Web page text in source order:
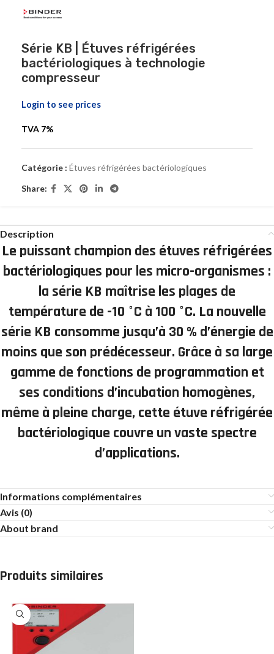
Série KB | Étuves réfrigérées
bactériologiques à technologie
compresseur
Login to see prices
TVA 7%
Catégorie : Étuves réfrigérées bactériologiques
Share:
Description
Le puissant champion des étuves réfrigérées
bactériologiques pour les micro-organismes :
la série KB maîtrise les plages de
température de -10 °C à 100 °C. La nouvelle
série KB consomme jusqu’à 30 % d’énergie de
moins que son prédécesseur. Grâce à sa large
gamme de fonctions de programmation et
ses conditions d’incubation homogènes,
même à pleine charge, cette étuve réfrigérée
bactériologique couvre un vaste spectre
d’applications.
Informations complémentaires
Avis (0)
About brand
Produits similaires